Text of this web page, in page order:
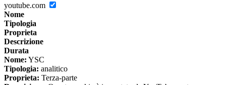
youtube.com
Nome
Tipologia
Proprieta
Descrizione
Durata
Nome: YSC
Tipologia: analitico
Proprieta: Terza-parte